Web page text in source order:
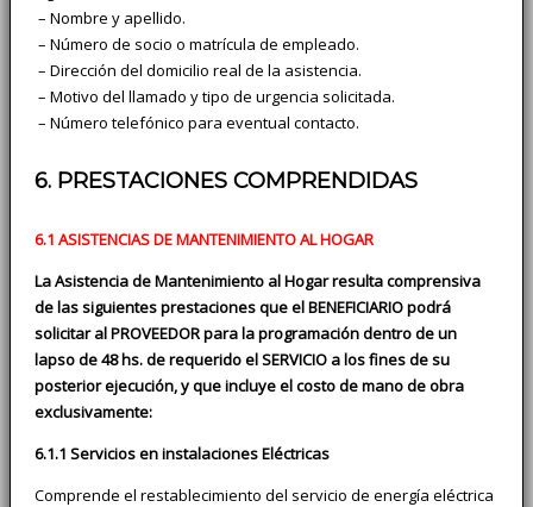
­ – Nombre y apellido.
­ – Número de socio o matrícula de empleado.
­ – Dirección del domicilio real de la asistencia.
­ – Motivo del llamado y tipo de urgencia solicitada.
­ – Número telefónico para eventual contacto.
6. PRESTACIONES COMPRENDIDAS
6.1 ASISTENCIAS DE MANTENIMIENTO AL HOGAR
La Asistencia de Mantenimiento al Hogar resulta comprensiva
de las siguientes prestaciones que el BENEFICIARIO podrá
solicitar al PROVEEDOR para la programación dentro de un
lapso de 48 hs. de requerido el SERVICIO a los fines de su
posterior ejecución, y que incluye el costo de mano de obra
exclusivamente:
6.1.1 Servicios en instalaciones Eléctricas
Comprende el restablecimiento del servicio de energía eléctrica